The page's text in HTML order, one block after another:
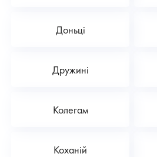
Доньці
Дружині
Колегам
Коханій